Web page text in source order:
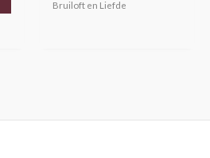
Bruiloft en Liefde